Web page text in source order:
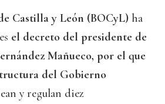
Castilla y León (BOCyL) ha
el decreto del presidente de
Mañueco, por el que
del Gobierno
y regulan diez